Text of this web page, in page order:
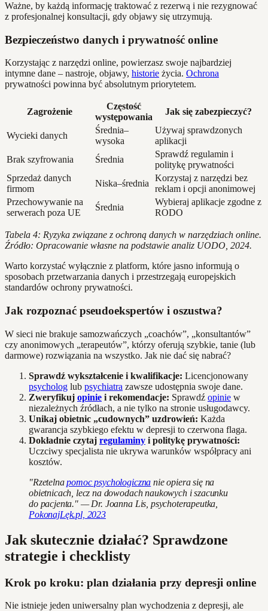
Ważne, by każdą informację traktować z rezerwą i nie rezygnować
z profesjonalnej konsultacji, gdy objawy się utrzymują.
Bezpieczeństwo danych i prywatność online
Korzystając z narzędzi online, powierzasz swoje najbardziej
intymne dane – nastroje, objawy, historie życia. Ochrona
prywatności powinna być absolutnym priorytetem.
Zagrożenie
Częstość
występowania
Jak się zabezpieczyć?
Wycieki danych
Średnia–
wysoka
Używaj sprawdzonych
aplikacji
Brak szyfrowania
Średnia
Sprawdź regulamin i
politykę prywatności
Sprzedaż danych
firmom
Niska–średnia
Korzystaj z narzędzi bez
reklam i opcji anonimowej
Przechowywanie na
serwerach poza UE
Średnia
Wybieraj aplikacje zgodne z
RODO
Tabela 4: Ryzyka związane z ochroną danych w narzędziach online.
Źródło: Opracowanie własne na podstawie analiz UODO, 2024.
Warto korzystać wyłącznie z platform, które jasno informują o
sposobach przetwarzania danych i przestrzegają europejskich
standardów ochrony prywatności.
Jak rozpoznać pseudoekspertów i oszustwa?
W sieci nie brakuje samozwańczych „coachów”, „konsultantów”
czy anonimowych „terapeutów”, którzy oferują szybkie, tanie (lub
darmowe) rozwiązania na wszystko. Jak nie dać się nabrać?
Sprawdź wykształcenie i kwalifikacje: Licencjonowany
psycholog lub psychiatra zawsze udostępnia swoje dane.
Zweryfikuj opinie i rekomendacje: Sprawdź opinie w
niezależnych źródłach, a nie tylko na stronie usługodawcy.
Unikaj obietnic „cudownych” uzdrowień: Każda
gwarancja szybkiego efektu w depresji to czerwona flaga.
Dokładnie czytaj regulaminy i politykę prywatności:
Uczciwy specjalista nie ukrywa warunków współpracy ani
kosztów.
"Rzetelnapomoc psychologiczna nie opiera się na
obietnicach, lecz na dowodach naukowych i szacunku
do pacjenta." — Dr. Joanna Lis, psychoterapeutka,
PokonajLęk.pl, 2023
Jak skutecznie działać? Sprawdzone
strategie i checklisty
Krok po kroku: plan działania przy depresji online
Nie istnieje jeden uniwersalny plan wychodzenia z depresji, ale